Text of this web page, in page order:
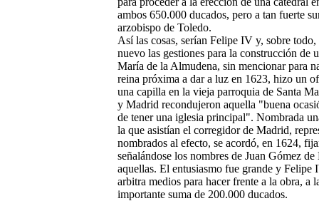
ambos 650.000 ducados, pero a tan fuerte
arzobispo de Toledo.
Así las cosas, serían Felipe IV y, sobre
nuevo las gestiones para la construcción de
María de la Almudena, sin mencionar para
reina próxima a dar a luz en 1623, hizo un
una capilla en la vieja parroquia de Santa
y Madrid recondujeron aquella "buena
de tener una iglesia principal". Nombrada
la que asistían el corregidor de Madrid,
nombrados al efecto, se acordó, en 1624,
señalándose los nombres de Juan Gómez
aquellas. El entusiasmo fue grande y
arbitra medios para hacer frente a la obra,
importante suma de 200.000 ducados.